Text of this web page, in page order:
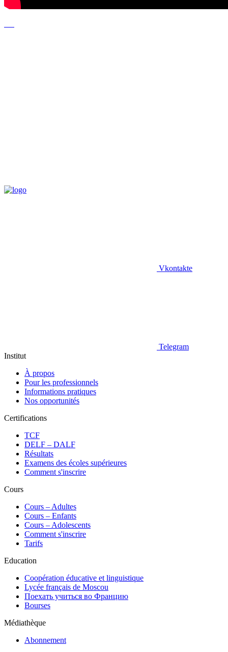
Vkontakte
Telegram
Institut
À propos
Pour les professionnels
Informations pratiques
Nos opportunités
Certifications
TCF
DELF – DALF
Résultats
Examens des écoles supérieures
Comment s'inscrire
Cours
Сours – Adultes
Cours – Enfants
Cours – Adolescents
Comment s'inscrire
Tarifs
Education
Coopération éducative et linguistique
Lycée français de Moscou
Поехать учиться во Францию
Bourses
Médiathèque
Abonnement